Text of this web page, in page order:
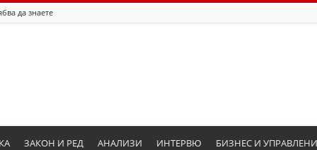
да знаете
ЗАКОН И РЕД АНАЛИЗИ ИНТЕРВЮ БИЗНЕС И